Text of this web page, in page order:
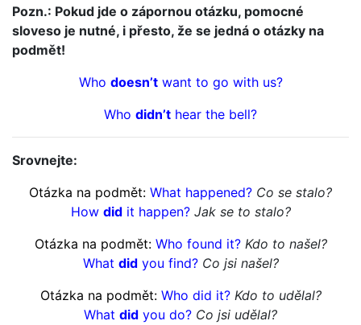
Pozn.: Pokud jde o zápornou otázku, pomocné
sloveso je nutné, i přesto, že se jedná o otázky na
podmět!
Who doesn’twant to go with us?
Who didn’t hear the bell?
Srovnejte:
Otázka na podmět: What happened? Co se stalo?
How didit happen? Jak se to stalo?
Otázka na podmět:Who found it?Kdo to našel?
What didyou find? Co jsi našel?
Otázka na podmět: Who did it? Kdo to udělal?
What did you do? Co jsi udělal?